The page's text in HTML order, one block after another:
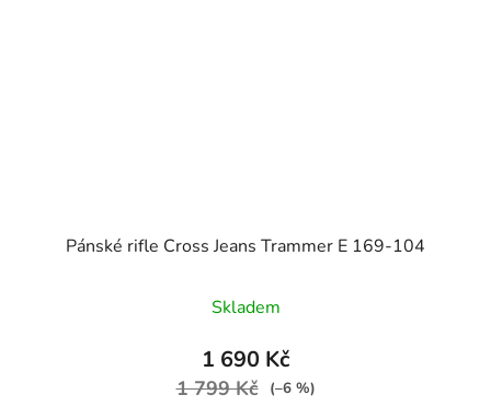
Pánské rifle Cross Jeans Trammer E 169-104
Skladem
1 690 Kč
1 799 Kč (–6 %)